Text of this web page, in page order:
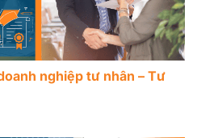
nghiệp tư nhân – Tư